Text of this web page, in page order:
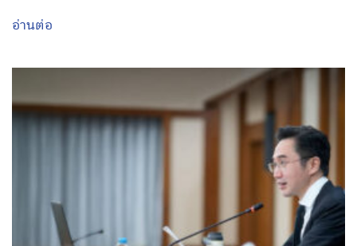
อ่านต่อ